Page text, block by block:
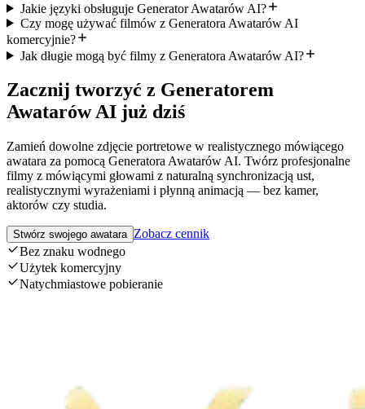
Jakie języki obsługuje Generator Awatarów AI?
Czy mogę używać filmów z Generatora Awatarów AI
komercyjnie?
Jak długie mogą być filmy z Generatora Awatarów AI?
Zacznij tworzyć z Generatorem
Awatarów AI już dziś
Zamień dowolne zdjęcie portretowe w realistycznego mówiącego
awatara za pomocą Generatora Awatarów AI. Twórz profesjonalne
filmy z mówiącymi głowami z naturalną synchronizacją ust,
realistycznymi wyrażeniami i płynną animacją — bez kamer,
aktorów czy studia.
Stwórz swojego awatara Zobacz cennik
Bez znaku wodnego
Użytek komercyjny
Natychmiastowe pobieranie